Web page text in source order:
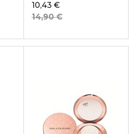
10,43 €
14,90 €